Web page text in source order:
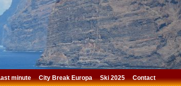
minute City Break Europa Ski 2025 Contact